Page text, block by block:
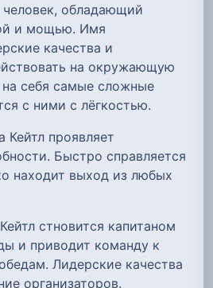
обладающий
и мощью. Имя
качества и
на окружающую
на себя самые сложные
с ними с лёгкостью.
Кейтл проявляет
Быстро справляется
находит выход из любых
стновится капитаном
и приводит команду к
Лидерские качества
организаторов.